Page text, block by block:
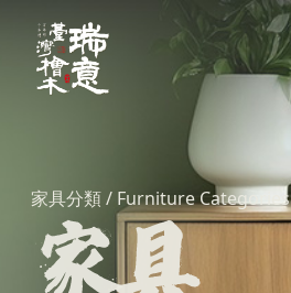
家具分類 / Furniture Categories